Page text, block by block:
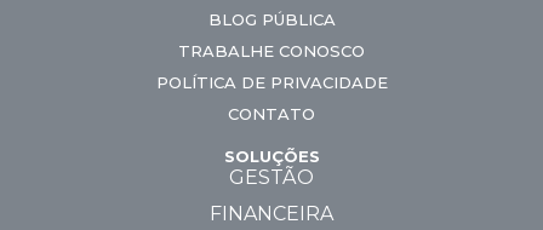
BLOG PÚBLICA
TRABALHE CONOSCO
POLÍTICA DE PRIVACIDADE
CONTATO
SOLUÇÕES
GESTÃO
FINANCEIRA